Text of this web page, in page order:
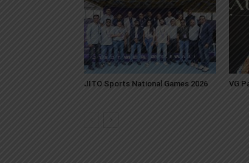
JITO Sports National Games 2026 VG